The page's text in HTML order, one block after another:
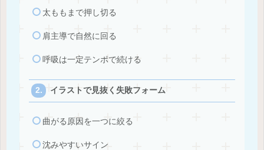
太ももまで押し切る
肩主導で自然に回る
呼吸は一定テンポで続ける
イラストで見抜く失敗フォーム
曲がる原因を一つに絞る
沈みやすいサイン